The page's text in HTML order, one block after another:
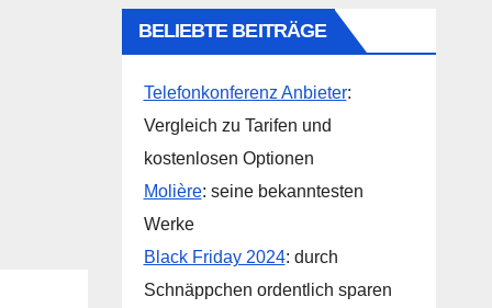
BELIEBTE BEITRÄGE
Telefonkonferenz Anbieter:
Vergleich zu Tarifen und
kostenlosen Optionen
Molière: seine bekanntesten
Werke
Black Friday 2024: durch
Schnäppchen ordentlich sparen